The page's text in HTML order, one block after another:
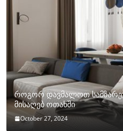
როგორ დავმალოთ
მისაღებ ოთახში
October 27, 2024